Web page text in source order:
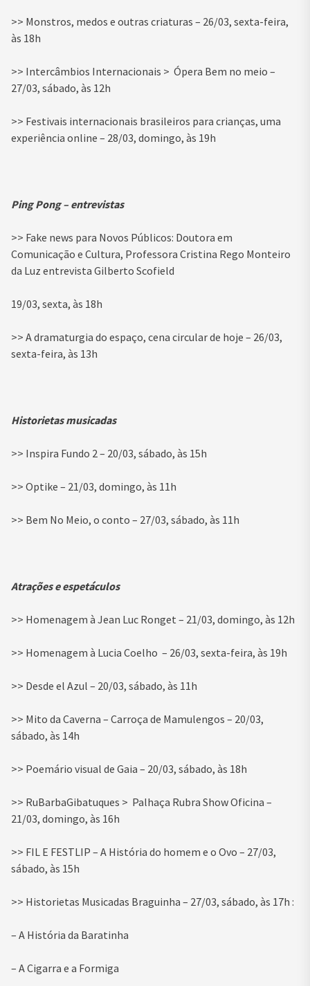
>> Monstros, medos e outras criaturas – 26/03, sexta-feira,
às 18h
>> Intercâmbios Internacionais > Ópera Bem no meio –
27/03, sábado, às 12h
>> Festivais internacionais brasileiros para crianças, uma
experiência online – 28/03, domingo, às 19h
Ping Pong – entrevistas
>> Fake news para Novos Públicos: Doutora em
Comunicação e Cultura, Professora Cristina Rego Monteiro
da Luz entrevista Gilberto Scofield
19/03, sexta, às 18h
>> A dramaturgia do espaço, cena circular de hoje – 26/03,
sexta-feira, às 13h
Historietas musicadas
>> Inspira Fundo 2 – 20/03, sábado, às 15h
>> Optike – 21/03, domingo, às 11h
>> Bem No Meio, o conto – 27/03, sábado, às 11h
Atrações e espetáculos
>> Homenagem à Jean Luc Ronget – 21/03, domingo, às 12h
>> Homenagem à Lucia Coelho – 26/03, sexta-feira, às 19h
>> Desde el Azul – 20/03, sábado, às 11h
>> Mito da Caverna – Carroça de Mamulengos – 20/03,
sábado, às 14h
>> Poemário visual de Gaia – 20/03, sábado, às 18h
>> RuBarbaGibatuques > Palhaça Rubra Show Oficina –
21/03, domingo, às 16h
>> FIL E FESTLIP – A História do homem e o Ovo – 27/03,
sábado, às 15h
>> Historietas Musicadas Braguinha – 27/03, sábado, às 17h :
– A História da Baratinha
– A Cigarra e a Formiga